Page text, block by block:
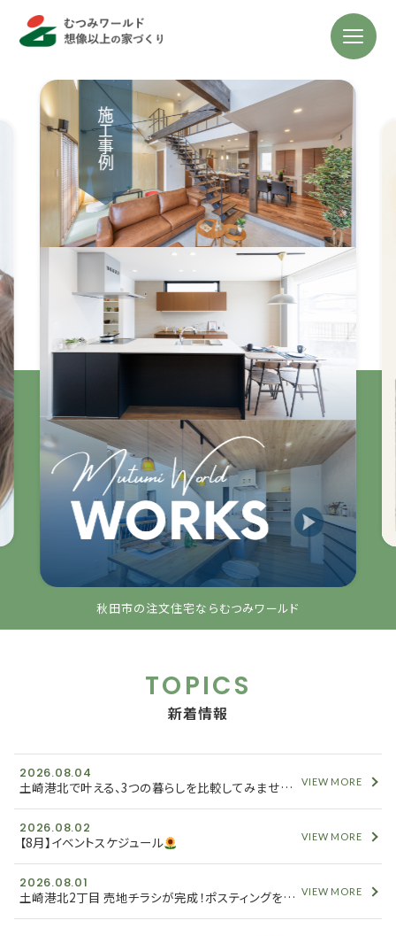
秋田市の注文住宅ならむつみワールド
TOPICS
新着情報
2026.08.04
土崎港北で叶える、3つの暮らしを比較してみませんか？ VIEW MORE
2026.08.02
【8月】イベントスケジュール VIEW MORE
2026.08.01
土崎港北2丁目 売地チラシが完成！ポスティングを開始しました VIEW MORE